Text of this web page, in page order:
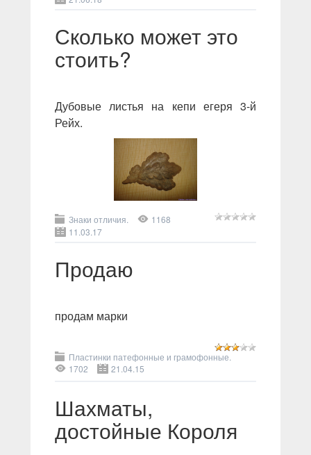
Сколько может это
стоить?
Дубовые листья на кепи егеря 3-й
Рейх.
Знаки отличия.
1168
11.03.17
Продаю
продам марки
Пластинки патефонные и грамофонные.
1702
21.04.15
Шахматы,
достойные Короля